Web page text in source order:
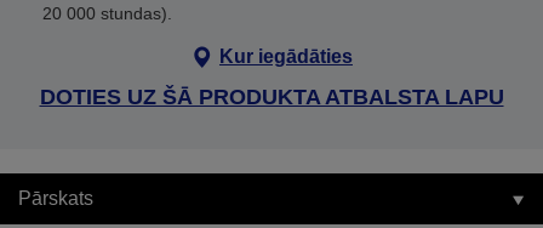
20 000 stundas).
Kur iegādāties
DOTIES UZ ŠĀ PRODUKTA ATBALSTA LAPU
Pārskats